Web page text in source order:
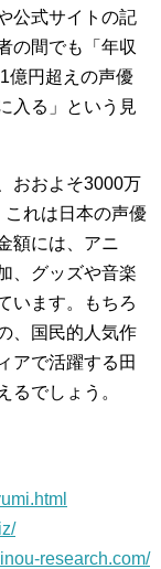
公式サイトの記
の間でも「年収
億円超えの声優
入る」という見
おおよそ3000万
れは日本の声優
額には、アニ
、グッズや音楽
います。もちろ
、国民的人気作
アで活躍する田
るでしょう。
research.com/